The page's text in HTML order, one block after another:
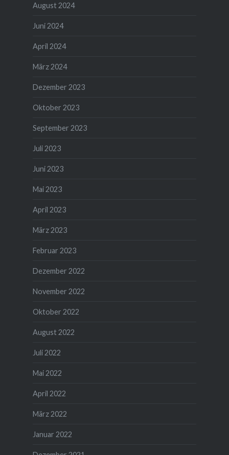
August 2024
Juni 2024
April 2024
März 2024
Dezember 2023
Oktober 2023
September 2023
Juli 2023
Juni 2023
Mai 2023
April 2023
März 2023
Februar 2023
Dezember 2022
November 2022
Oktober 2022
August 2022
Juli 2022
Mai 2022
April 2022
März 2022
Januar 2022